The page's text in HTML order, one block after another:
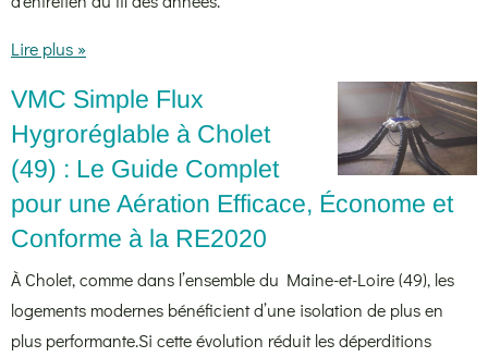
Lire plus »
VMC Simple Flux
Hygroréglable à Cholet
(49) : Le Guide Complet
pour une Aération Efficace, Économe et
Conforme à la RE2020
À Cholet, comme dans l’ensemble du Maine-et-Loire (49), les
logements modernes bénéficient d’une isolation de plus en
plus performante.Si cette évolution réduit les déperditions